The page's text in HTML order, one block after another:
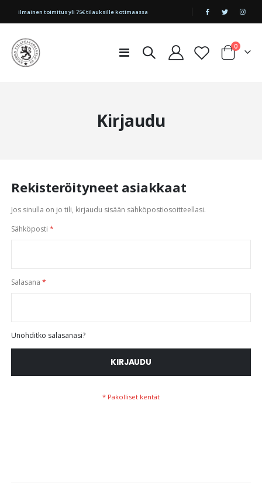
|
Ilmainen toimitus yli 75€ tilauksille kotimaassa
Toggle
Cart
0tuotetta
Kirjaudu
Rekisteröityneet asiakkaat
Jos sinulla on jo tili, kirjaudu sisään sähköpostiosoitteellasi.
Sähköposti
Salasana
Unohditko salasanasi?
KIRJAUDU